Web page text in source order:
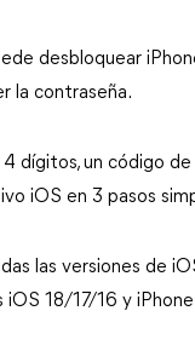
desbloquear
la contraseña.
4 dígitos, un código
iOS en 3 pasos
las versiones de
iOS 18/17/16 y